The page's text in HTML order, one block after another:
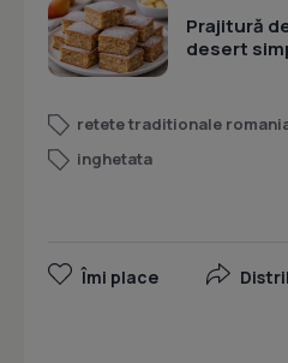
Prajitură
desert
retete traditionale
inghetata
Îmi place